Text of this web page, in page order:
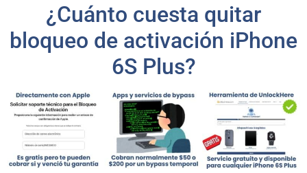
¿Cuánto cuesta quitar
bloqueo de activación iPhone
6S Plus?